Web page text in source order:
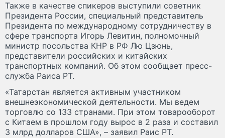
Также в качестве спикеров выступили советник
Президента России, специальный представитель
Президента по международному сотрудничеству в
сфере транспорта Игорь Левитин, полномочный
министр посольства КНР в РФ Лю Цзюнь,
представители российских и китайских
транспортных компаний. Об этом сообщает пресс-
служба Раиса РТ.
«Татарстан является активным участником
внешнеэкономической деятельности. Мы ведем
торговлю со 133 странами. При этом товарооборот
с Китаем в прошлом году вырос в 2 раза и составил
3 млрд долларов США», – заявил Раис РТ.